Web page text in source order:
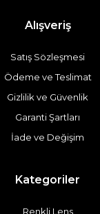
Alışveriş
Satış Sözleşmesi
Ödeme ve Teslimat
Gizlilik ve Güvenlik
Garanti Şartları
İade ve Değişim
Kategoriler
Renkli Lens